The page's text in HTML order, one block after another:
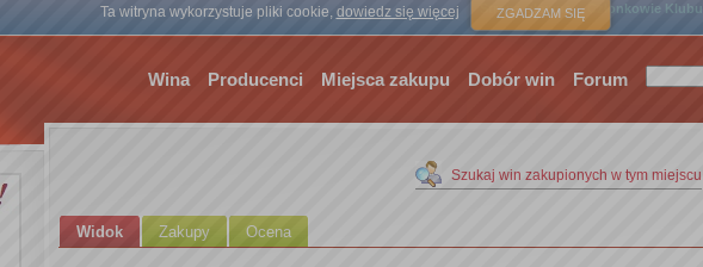
Ta witryna wykorzystuje pliki cookie, dowiedz się więcej ZGADZAM SIĘ
Strona główna Członkowie Klubu
Wina Producenci Miejsca zakupu Dobór win Forum
Szukaj win zakupionych w tym miejscu
Widok Zakupy Ocena